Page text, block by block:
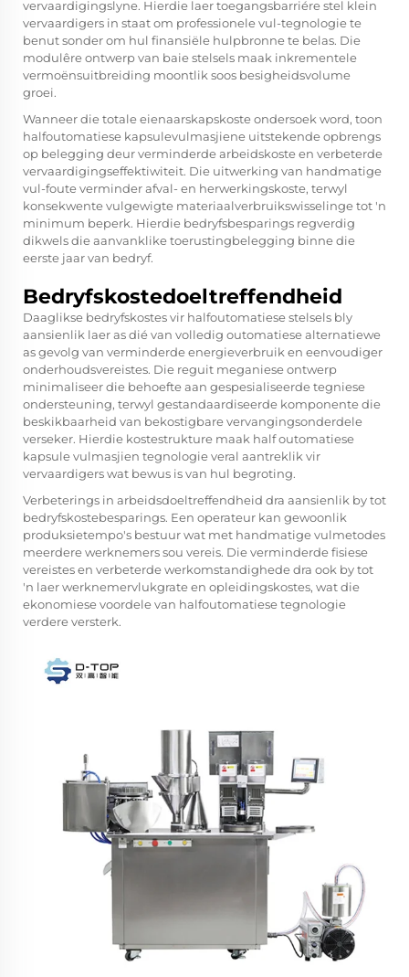
vervaardigingslyne. Hierdie laer toegangsbarriére stel klein
vervaardigers in staat om professionele vul-tegnologie te
benut sonder om hul finansiële hulpbronne te belas. Die
modulêre ontwerp van baie stelsels maak inkrementele
vermoënsuitbreiding moontlik soos besigheidsvolume
groei.
Wanneer die totale eienaarskapskoste ondersoek word, toon
halfoutomatiese kapsulevulmasjiene uitstekende opbrengs
op belegging deur verminderde arbeidskoste en verbeterde
vervaardigingseffektiwiteit. Die uitwerking van handmatige
vul-foute verminder afval- en herwerkingskoste, terwyl
konsekwente vulgewigte materiaalverbruikswisselinge tot 'n
minimum beperk. Hierdie bedryfsbesparings regverdig
dikwels die aanvanklike toerustingbelegging binne die
eerste jaar van bedryf.
Bedryfskostedoeltreffendheid
Daaglikse bedryfskostes vir halfoutomatiese stelsels bly
aansienlik laer as dié van volledig outomatiese alternatiewe
as gevolg van verminderde energieverbruik en eenvoudiger
onderhoudsvereistes. Die reguit meganiese ontwerp
minimaliseer die behoefte aan gespesialiseerde tegniese
ondersteuning, terwyl gestandaardiseerde komponente die
beskikbaarheid van bekostigbare vervangingsonderdele
verseker. Hierdie kostestrukture maak half outomatiese
kapsule vulmasjien tegnologie veral aantreklik vir
vervaardigers wat bewus is van hul begroting.
Verbeterings in arbeidsdoeltreffendheid dra aansienlik by tot
bedryfskostebesparings. Een operateur kan gewoonlik
produksietempo's bestuur wat met handmatige vulmetodes
meerdere werknemers sou vereis. Die verminderde fisiese
vereistes en verbeterde werkomstandighede dra ook by tot
'n laer werknemervlukgrate en opleidingskostes, wat die
ekonomiese voordele van halfoutomatiese tegnologie
verdere versterk.